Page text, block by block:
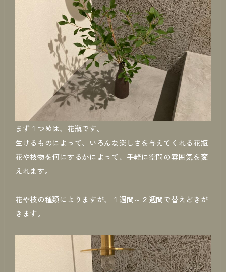
まず１つめは、花瓶です。
生けるものによって、いろんな楽しさを与えてくれる花瓶
花や枝物を何にするかによって、手軽に空間の雰囲気を変
えれます。
花や枝の種類によりますが、１週間～２週間で替えどきが
きます。